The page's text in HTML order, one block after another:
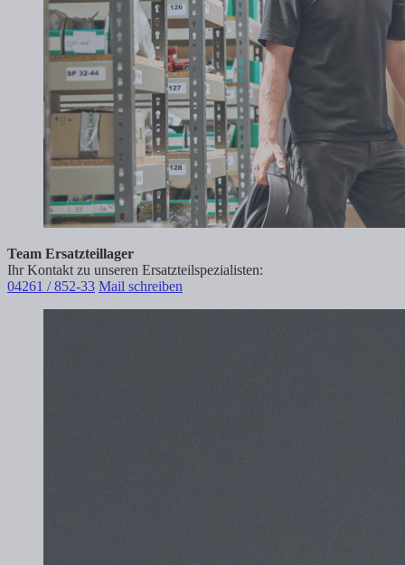
Team Ersatzteillager
Ihr Kontakt zu unseren Ersatzteilspezialisten:
04261 / 852-33 Mail schreiben